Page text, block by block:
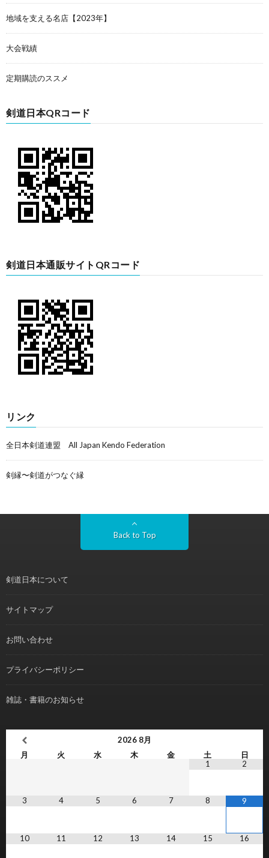
地域を支える名店【2023年】
大会戦績
定期購読のススメ
剣道日本QRコード
剣道日本通販サイトQRコード
リンク
全日本剣道連盟 All Japan Kendo Federation
剣縁〜剣道がつなぐ縁
Back to Top
剣道日本について
サイトマップ
お問い合わせ
プライバシーポリシー
雑誌・書籍のお知らせ
2026 8月
月
火 水 木 金 土
日
1
2
3 4 5 6 7 8 9
10 11 12 13 14 15 16